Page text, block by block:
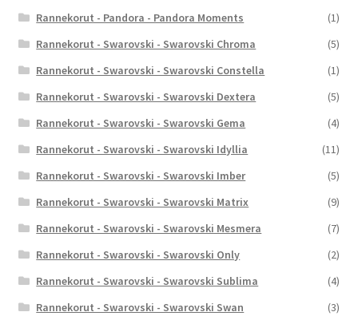
Rannekorut - Pandora - Pandora Moments
(1)
Rannekorut - Swarovski - Swarovski Chroma
(5)
Rannekorut - Swarovski - Swarovski Constella
(1)
Rannekorut - Swarovski - Swarovski Dextera
(5)
Rannekorut - Swarovski - Swarovski Gema
(4)
Rannekorut - Swarovski - Swarovski Idyllia
(11)
Rannekorut - Swarovski - Swarovski Imber
(5)
Rannekorut - Swarovski - Swarovski Matrix
(9)
Rannekorut - Swarovski - Swarovski Mesmera
(7)
Rannekorut - Swarovski - Swarovski Only
(2)
Rannekorut - Swarovski - Swarovski Sublima
(4)
Rannekorut - Swarovski - Swarovski Swan
(3)